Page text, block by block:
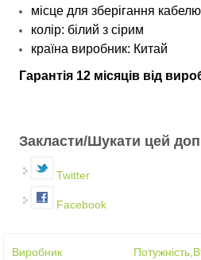
місце для зберігання кабелю
колір: білий з сірим
країна виробник: Китай
Гарантія 12 місяців від
Закласти/Шукати цей
Twitter
Facebook
Виробник